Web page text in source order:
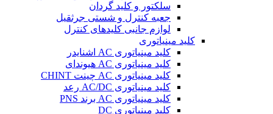
سلکتور و کلید گردان
جعبه کنترل و شستی جرثقیل
لوازم جانبی کلیدهای کنترل
کلید مینیاتوری
کلید مینیاتوری AC اشنایدر
کلید مینیاتوری AC هیوندای
کلید مینیاتوری AC چینت CHINT
کلید مینیاتوری AC/DC رعد
کلید مینیاتوری AC برند PNS
کلید مینیاتوری DC